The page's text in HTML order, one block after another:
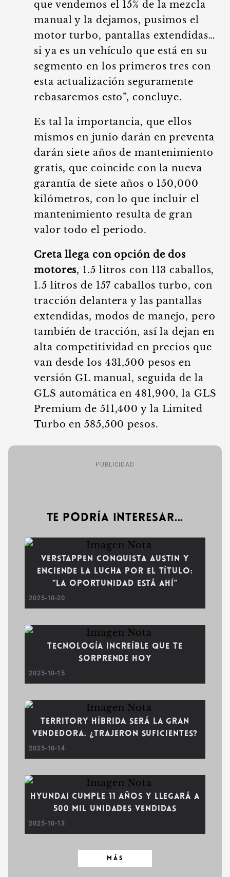
que vendemos el 15% de la mezcla
manual y la dejamos, pusimos el
motor turbo, pantallas extendidas…
si ya es un vehículo que está en su
segmento en los primeros tres con
esta actualización seguramente
rebasaremos esto”, concluye.
Es tal la importancia, que ellos
mismos en junio darán en preventa
darán siete años de mantenimiento
gratis, que coincide con la nueva
garantía de siete años o 150,000
kilómetros, con lo que incluir el
mantenimiento resulta de gran
valor todo el periodo.
Creta llega con opción de dos
motores, 1.5 litros con 113 caballos,
1.5 litros de 157 caballos turbo, con
tracción delantera y las pantallas
extendidas, modos de manejo, pero
también de tracción, así la dejan en
alta competitividad en precios que
van desde los 431,500 pesos en
versión GL manual, seguida de la
GLS automática en 481,900, la GLS
Premium de 511,400 y la Limited
Turbo en 585,500 pesos.
PUBLICIDAD
Te podría interesar...
Verstappen conquista Austin y
enciende la lucha por el título:
“La oportunidad está ahí”
2025-10-20
Tecnología increíble que te
sorprende hoy
2025-10-15
Territory Híbrida será la gran
vendedora. ¿Trajeron suficientes?
2025-10-14
Hyundai cumple 11 años y llegará a
500 mil unidades vendidas
2025-10-13
MÁS